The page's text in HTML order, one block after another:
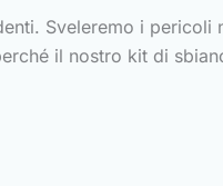
Sveleremo i pericoli
il nostro kit di